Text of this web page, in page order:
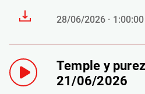
28/06/2026 · 1:00:00
Temple y
21/06/2026